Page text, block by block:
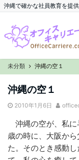
沖縄で確かな社員教育を提
未分類 沖縄の空１
沖縄の空１
2010年1月6日
沖縄の空が、私に
歳の時に、大阪か
た。そのとき感動